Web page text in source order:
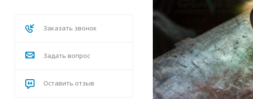
Заказать звонок
Задать вопрос
Оставить отзыв